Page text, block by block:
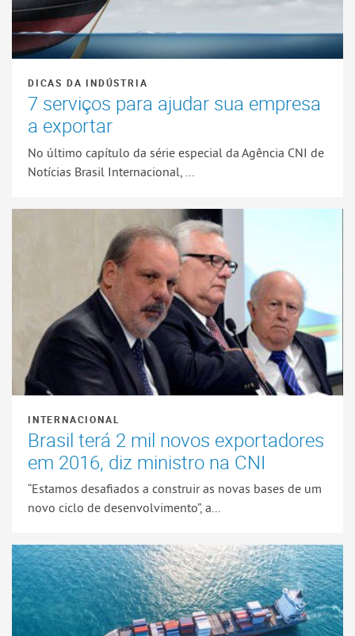
DICAS DA INDÚSTRIA
7 serviços para ajudar sua empresa
a exportar
No último capítulo da série especial da Agência CNI de
Notícias Brasil Internacional, ...
INTERNACIONAL
Brasil terá 2 mil novos exportadores
em 2016, diz ministro na CNI
“Estamos desafiados a construir as novas bases de um
novo ciclo de desenvolvimento”, a...